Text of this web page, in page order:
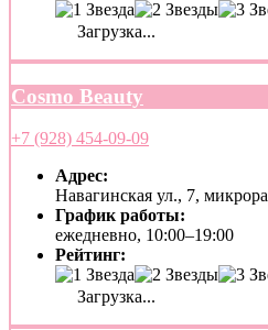
Загрузка...
Cosmo Beauty
+7 (928) 454-09-09
Адрес:
Навагинская ул., 7,
График работы:
ежедневно, 10:00–19:00
Рейтинг:
Загрузка...